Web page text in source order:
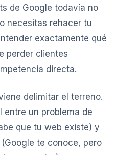
de Google todavía no
necesitas rehacer tu
exactamente qué
perder clientes
directa.
delimitar el terreno.
entre un problema de
que tu web existe) y
(Google te conoce, pero